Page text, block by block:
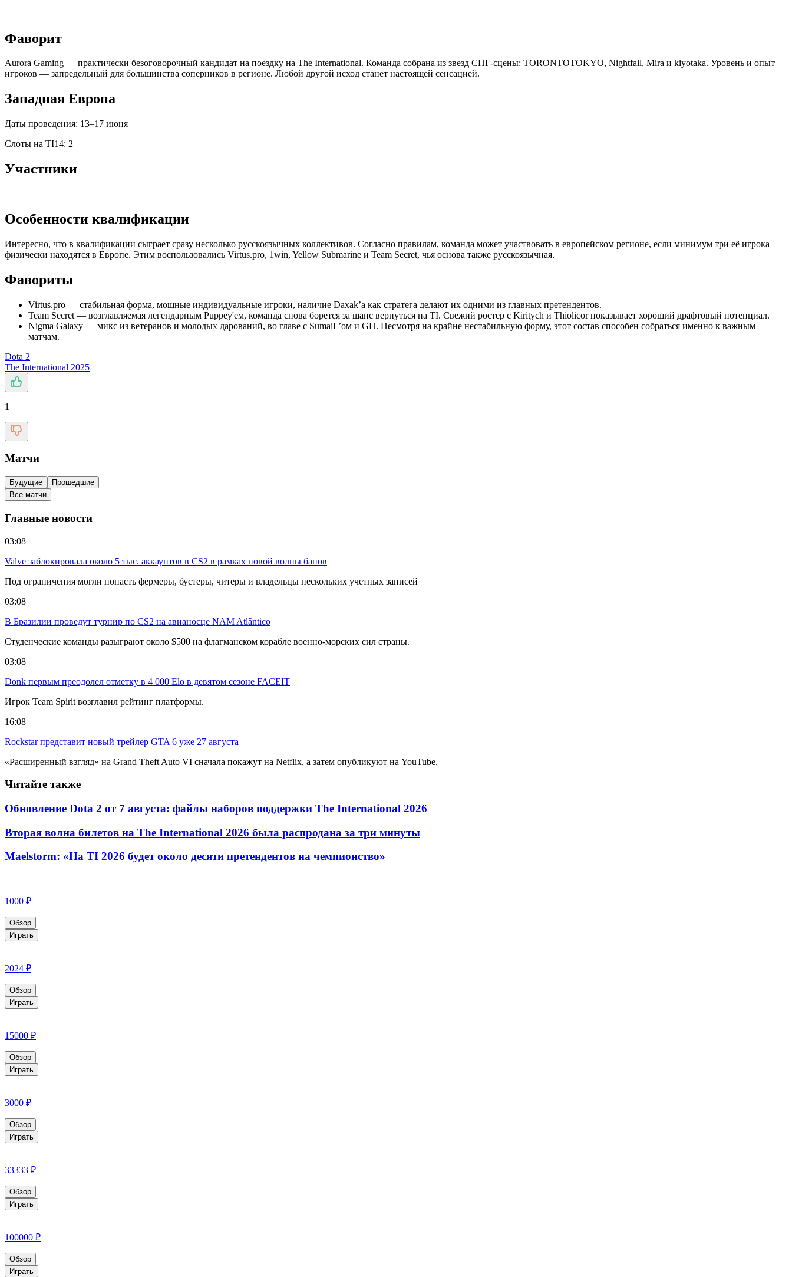
Фаворит
Aurora Gaming — практически безоговорочный кандидат на поездку на The International. Команда собрана из звезд СНГ-сцены: TORONTOTOKYO, Nightfall, Mira и kiyotaka. Уровень и опыт
игроков — запредельный для большинства соперников в регионе. Любой другой исход станет настоящей сенсацией.
Западная Европа
Даты проведения: 13–17 июня
Слоты на TI14: 2
Участники
Особенности квалификации
Интересно, что в квалификации сыграет сразу несколько русскоязычных коллективов. Согласно правилам, команда может участвовать в европейском регионе, если минимум три её игрока
физически находятся в Европе. Этим воспользовались Virtus.pro, 1win, Yellow Submarine и Team Secret, чья основа также русскоязычная.
Фавориты
Virtus.pro — стабильная форма, мощные индивидуальные игроки, наличие Daxak’а как стратега делают их одними из главных претендентов.
Team Secret — возглавляемая легендарным Puppey'ем, команда снова борется за шанс вернуться на TI. Свежий ростер с Kiritych и Thiolicor показывает хороший драфтовый потенциал.
Nigma Galaxy — микс из ветеранов и молодых дарований, во главе с SumaiL’ом и GH. Несмотря на крайне нестабильную форму, этот состав способен собраться именно к важным
матчам.
Dota 2
The International 2025
1
Матчи
Будущие
Прошедшие
Все матчи
Главные новости
03:08
Valve заблокировала около 5 тыс. аккаунтов в CS2 в рамках новой волны банов
Под ограничения могли попасть фермеры, бустеры, читеры и владельцы нескольких учетных записей
03:08
В Бразилии проведут турнир по CS2 на авианосце NAM Atlântico
Студенческие команды разыграют около $500 на флагманском корабле военно-морских сил страны.
03:08
Donk первым преодолел отметку в 4 000 Elo в девятом сезоне FACEIT
Игрок Team Spirit возглавил рейтинг платформы.
16:08
Rockstar представит новый трейлер GTA 6 уже 27 августа
«Расширенный взгляд» на Grand Theft Auto VI сначала покажут на Netflix, а затем опубликуют на YouTube.
Читайте также
Обновление Dota 2 от 7 августа: файлы наборов поддержки The International 2026
Вторая волна билетов на The International 2026 была распродана за три минуты
Maelstorm: «На TI 2026 будет около десяти претендентов на чемпионство»
1000 ₽
Обзор
Играть
2024 ₽
Обзор
Играть
15000 ₽
Обзор
Играть
3000 ₽
Обзор
Играть
33333 ₽
Обзор
Играть
100000 ₽
Обзор
Играть